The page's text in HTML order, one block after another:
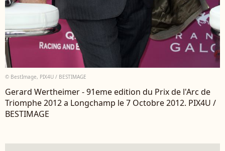
© BestImage, PIX4U / BESTIMAGE
Gerard Wertheimer - 91eme edition du Prix de l'Arc de
Triomphe 2012 a Longchamp le 7 Octobre 2012. PIX4U /
BESTIMAGE